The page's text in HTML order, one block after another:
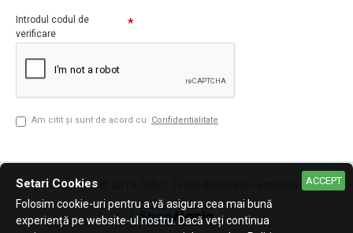
Introdul codul de
verificare
Am citit şi sunt de acord cu Confidentialitate
Copyright © 2019, DiArt, Toate drepturile rezervate. ACCEPT
Setari Cookies
Folosim cookie-uri pentru a vă asigura cea mai bună
experiență pe website-ul nostru. Dacă veți continua